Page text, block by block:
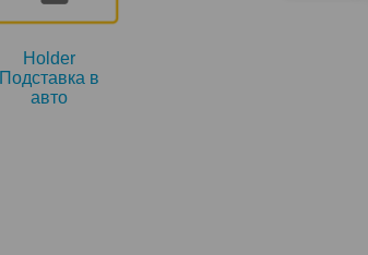
Holder
Подставка в
авто